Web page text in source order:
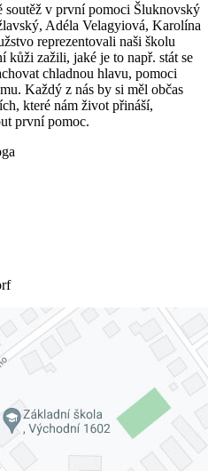
soutěž v první pomoci Šluknovský
Adéla Velagyiová, Karolína
reprezentovali naši školu
kůži zažili, jaké je to např. stát se
chladnou hlavu, pomoci
Každý z nás by si měl občas
které nám život přináší,
první pomoc.